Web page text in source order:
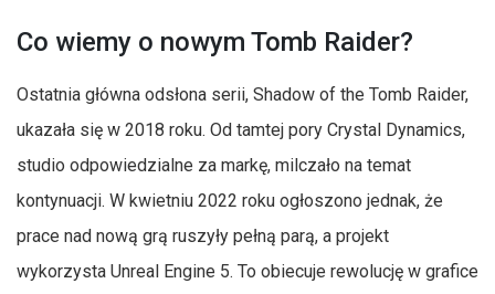
Co wiemy o nowym Tomb Raider?
Ostatnia główna odsłona serii, Shadow of the Tomb Raider,
ukazała się w 2018 roku. Od tamtej pory Crystal Dynamics,
studio odpowiedzialne za markę, milczało na temat
kontynuacji. W kwietniu 2022 roku ogłoszono jednak, że
prace nad nową grą ruszyły pełną parą, a projekt
wykorzysta Unreal Engine 5. To obiecuje rewolucję w grafice